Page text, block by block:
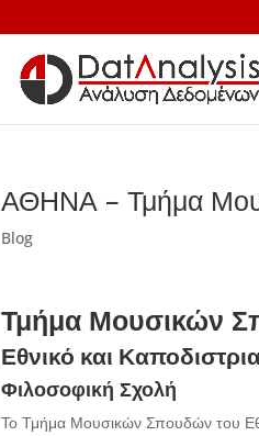
ΑΘΗΝΑ – Τμήμα
Blog
Τμήμα Μουσικών
Εθνικό και
Φιλοσοφική Σχολή
Το Τμήμα Μουσικών Σπουδών του